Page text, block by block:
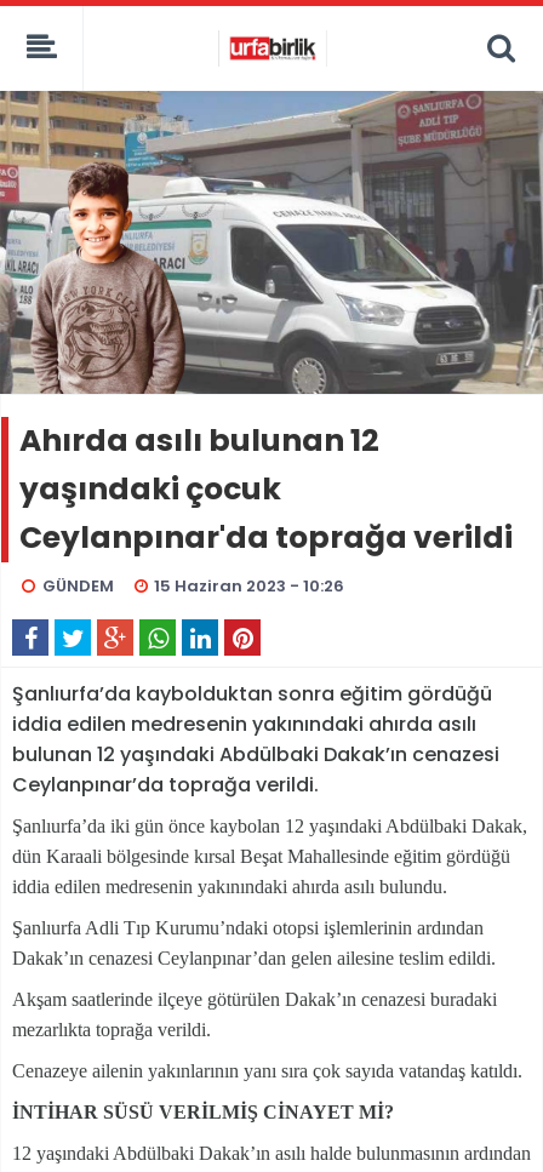
Ahırda asılı bulunan 12
yaşındaki çocuk
Ceylanpınar'da toprağa verildi
GÜNDEM 15 Haziran 2023 - 10:26
Şanlıurfa’da kaybolduktan sonra eğitim gördüğü
iddia edilen medresenin yakınındaki ahırda asılı
bulunan 12 yaşındaki Abdülbaki Dakak’ın cenazesi
Ceylanpınar’da toprağa verildi.
Şanlıurfa’da iki gün önce kaybolan 12 yaşındaki Abdülbaki Dakak,
dün Karaali bölgesinde kırsal Beşat Mahallesinde eğitim gördüğü
iddia edilen medresenin yakınındaki ahırda asılı bulundu.
Şanlıurfa Adli Tıp Kurumu’ndaki otopsi işlemlerinin ardından
Dakak’ın cenazesi Ceylanpınar’dan gelen ailesine teslim edildi.
Akşam saatlerinde ilçeye götürülen Dakak’ın cenazesi buradaki
mezarlıkta toprağa verildi.
Cenazeye ailenin yakınlarının yanı sıra çok sayıda vatandaş katıldı.
İNTİHAR SÜSÜ VERİLMİŞ CİNAYET Mİ?
12 yaşındaki Abdülbaki Dakak’ın asılı halde bulunmasının ardından